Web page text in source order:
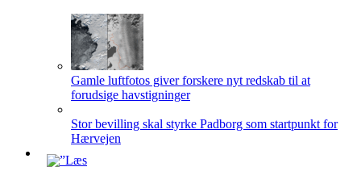
Gamle luftfotos giver forskere nyt redskab til at
forudsige havstigninger
Stor bevilling skal styrke Padborg som startpunkt for
Hærvejen